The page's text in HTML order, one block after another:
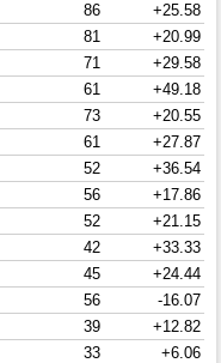
86
+25.58
81
+20.99
71
+29.58
61
+49.18
73
+20.55
61
+27.87
52
+36.54
56
+17.86
52
+21.15
42
+33.33
45
+24.44
56
-16.07
39
+12.82
33
+6.06